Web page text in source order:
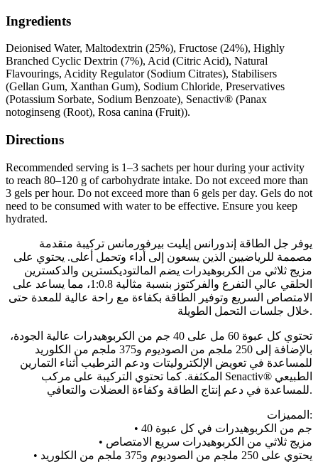
Ingredients
Deionised Water, Maltodextrin (25%), Fructose (24%), Highly
Branched Cyclic Dextrin (7%), Acid (Citric Acid), Natural
Flavourings, Acidity Regulator (Sodium Citrates), Stabilisers
(Gellan Gum, Xanthan Gum), Sodium Chloride, Preservatives
(Potassium Sorbate, Sodium Benzoate), Senactiv® (Panax
notoginseng (Root), Rosa canina (Fruit)).
Directions
Recommended serving is 1–3 sachets per hour during your activity
to reach 80–120 g of carbohydrate intake. Do not exceed more than
3 gels per hour. Do not exceed more than 6 gels per day. Gels do not
need to be consumed with water to be effective. Ensure you keep
hydrated.
يوفر جل الطاقة إندورانس إيليت بيرفورمانس تركيبة متقدمة
مصممة للرياضيين الذين يسعون إلى أداء وتحمل أعلى. يحتوي على
مزيج ثلاثي من الكربوهيدرات يضم المالتوديكسترين والدكسترين
الحلقي عالي التفرع والفركتوز بنسبة مثالية 1:0.8، مما يساعد على
الامتصاص السريع وتوفير الطاقة بكفاءة مع راحة عالية للمعدة حتى
خلال جلسات التحمل الطويلة.
تحتوي كل عبوة 60 مل على 40 جم من الكربوهيدرات عالية الجودة،
بالإضافة إلى 250 ملجم من الصوديوم و375 ملجم من الكلوريد
للمساعدة في تعويض الإلكتروليتات ودعم الترطيب أثناء التمارين
المكثفة. كما تحتوي التركيبة على مركب Senactiv® الطبيعي
للمساعدة في دعم إنتاج الطاقة وكفاءة العضلات والتعافي.
المميزات:
• 40 جم من الكربوهيدرات في كل عبوة
• مزيج ثلاثي من الكربوهيدرات سريع الامتصاص
• يحتوي على 250 ملجم من الصوديوم و375 ملجم من الكلوريد